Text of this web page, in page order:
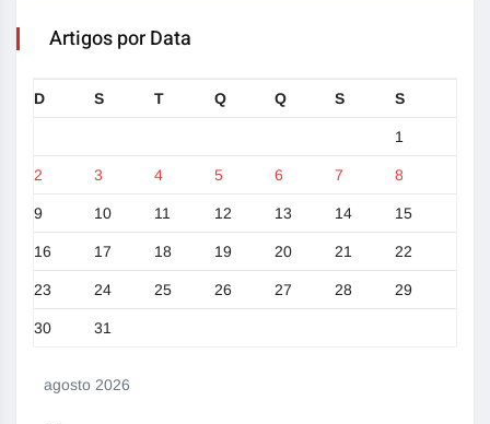
Artigos por Data
agosto 2026
D S T Q Q S S
1
2 3 4 5 6 7 8
9 10 11 12 13 14 15
16 17 18 19 20 21 22
23 24 25 26 27 28 29
30 31